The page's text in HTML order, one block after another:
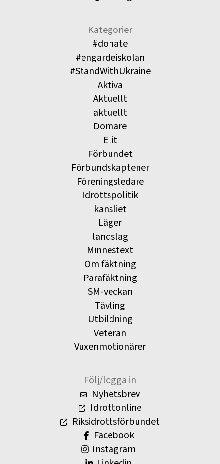
Kategorier
#donate
#engardeiskolan
#StandWithUkraine
Aktiva
Aktuellt
aktuellt
Domare
Elit
Förbundet
Förbundskaptener
Föreningsledare
Idrottspolitik
kansliet
Läger
landslag
Minnestext
Om fäktning
Parafäktning
SM-veckan
Tävling
Utbildning
Veteran
Vuxenmotionärer
Följ/logga in
Nyhetsbrev
Idrottonline
Riksidrottsförbundet
Facebook
Instagram